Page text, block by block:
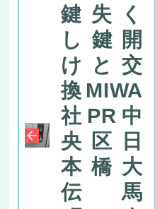
鍵失く
し鍵開
けと交
換MIWA
社PR中
央区日
本橋大
伝馬